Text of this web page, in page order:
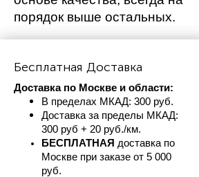
порядок выше остальных.
Бесплатная Доставка
Доставка по Москве и области:
В пределах МКАД: 300 руб.
Доставка за пределы МКАД:
300 руб + 20 руб./км.
БЕСПЛАТНАЯ доставка по
Москве при заказе от 5 000
руб.